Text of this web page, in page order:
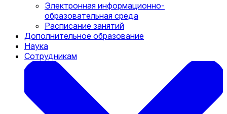
Электронная информационно-
образовательная среда
Расписание занятий
Дополнительное образование
Наука
Сотрудникам